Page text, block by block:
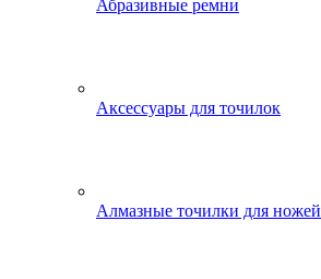
Абразивные ремни
Аксессуары для точилок
Алмазные точилки для ножей